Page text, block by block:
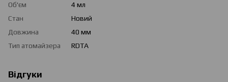
Об'єм
4 мл
Стан
Новий
Довжина
40 мм
Тип атомайзера
RDTA
Відгуки